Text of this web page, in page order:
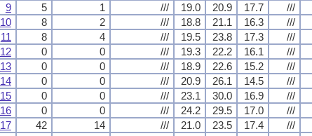
9
5 1 /// 19.0 20.9 17.7 ///
10
8 2 /// 18.8 21.1 16.3 ///
11
8 4 /// 19.5 23.8 17.3 ///
12
0 0 /// 19.3 22.2 16.1 ///
13
0 0 /// 18.9 22.6 15.2 ///
14
0 0 /// 20.9 26.1 14.5 ///
15
0 0 /// 23.1 30.0 16.9 ///
16
0 0 /// 24.2 29.5 17.0 ///
17
42 14 /// 21.0 23.5 17.4 ///
9
5 1 /// 19.0 20.9 17.7 ///
10
8 2 /// 18.8 21.1 16.3 ///
11
8 4 /// 19.5 23.8 17.3 ///
12
0 0 /// 19.3 22.2 16.1 ///
13
0 0 /// 18.9 22.6 15.2 ///
14
0 0 /// 20.9 26.1 14.5 ///
15
0 0 /// 23.1 30.0 16.9 ///
16
0 0 /// 24.2 29.5 17.0 ///
17
42 14 /// 21.0 23.5 17.4 ///
9
5 1 /// 19.0 20.9 17.7 ///
10
8 2 /// 18.8 21.1 16.3 ///
11
8 4 /// 19.5 23.8 17.3 ///
12
0 0 /// 19.3 22.2 16.1 ///
13
0 0 /// 18.9 22.6 15.2 ///
14
0 0 /// 20.9 26.1 14.5 ///
15
0 0 /// 23.1 30.0 16.9 ///
16
0 0 /// 24.2 29.5 17.0 ///
17
42 14 /// 21.0 23.5 17.4 ///
9
5 1 /// 19.0 20.9 17.7 ///
10
8 2 /// 18.8 21.1 16.3 ///
11
8 4 /// 19.5 23.8 17.3 ///
12
0 0 /// 19.3 22.2 16.1 ///
13
0 0 /// 18.9 22.6 15.2 ///
14
0 0 /// 20.9 26.1 14.5 ///
15
0 0 /// 23.1 30.0 16.9 ///
16
0 0 /// 24.2 29.5 17.0 ///
17
42 14 /// 21.0 23.5 17.4 ///